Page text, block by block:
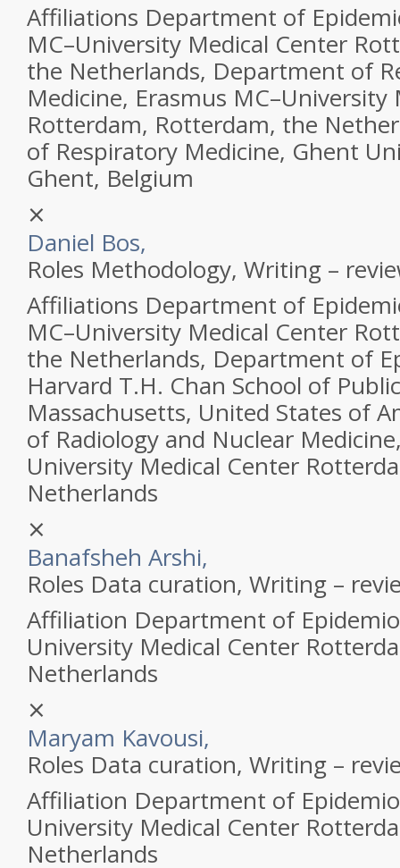
Affiliations Department of
MC–University Medical Center
the Netherlands, Department of
Medicine, Erasmus MC–University
Rotterdam, Rotterdam, the
of Respiratory Medicine, Ghent
Ghent, Belgium
⨯
Daniel Bos,
Roles Methodology, Writing –
Affiliations Department of
MC–University Medical Center
the Netherlands, Department of
Harvard T.H. Chan School of
Massachusetts, United States of
of Radiology and Nuclear
University Medical Center
Netherlands
⨯
Banafsheh Arshi,
Roles Data curation, Writing –
Affiliation Department of
University Medical Center
Netherlands
⨯
Maryam Kavousi,
Roles Data curation, Writing –
Affiliation Department of
University Medical Center
Netherlands